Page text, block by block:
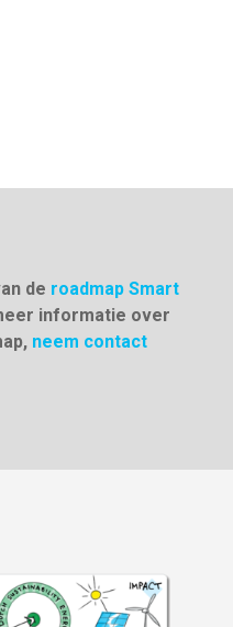
de roadmap Smart
informatie over
neem contact